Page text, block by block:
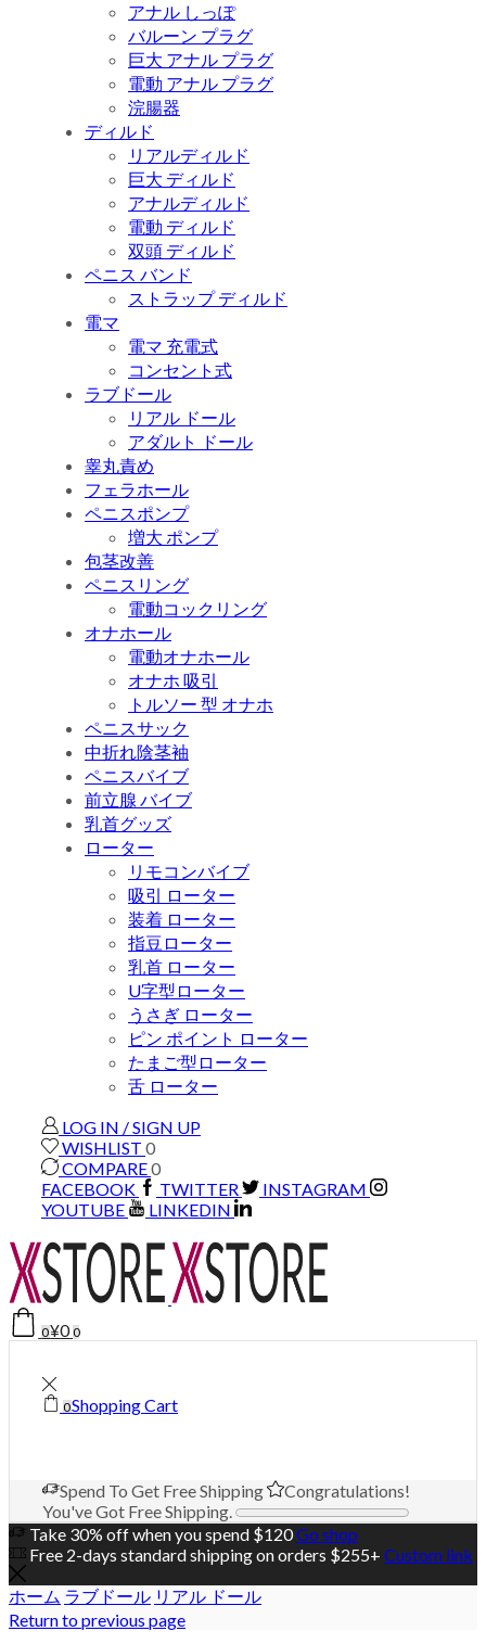
アナル しっぽ
バルーン プラグ
巨大 アナル プラグ
電動 アナル プラグ
浣腸器
ディルド
リアルディルド
巨大 ディルド
アナルディルド
電動 ディルド
双頭 ディルド
ペニス バンド
ストラップ ディルド
電マ
電マ 充電式
コンセント式
ラブドール
リアル ドール
アダルト ドール
睾丸責め
フェラホール
ペニスポンプ
増大 ポンプ
包茎改善
ペニスリング
電動コックリング
オナホール
電動オナホール
オナホ 吸引
トルソー 型 オナホ
ペニスサック
中折れ陰茎袖
ペニスバイブ
前立腺 バイブ
乳首グッズ
ローター
リモコンバイブ
吸引 ローター
装着 ローター
指豆ローター
乳首 ローター
U字型ローター
うさぎ ローター
ピン ポイント ローター
たまご型ローター
舌 ローター
LOG IN / SIGN UP
WISHLIST 0
COMPARE0
FACEBOOK
TWITTER
INSTAGRAM
YOUTUBE
LINKEDIN
0¥0 0
0Shopping Cart
Spend To Get Free Shipping
Congratulations!
You've Got Free Shipping.
Take 30% off when you spend $120Go shop
Free 2-days standard shipping on orders $255+ Custom link
ホーム ラブドール リアル ドール
Return to previous page